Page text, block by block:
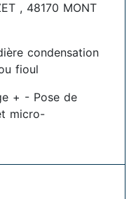
, 48170 MONT
condensation
fioul
+ - Pose de
micro-